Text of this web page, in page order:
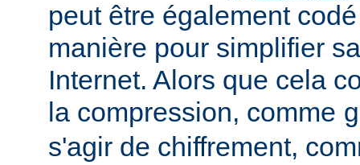
peut être également
manière pour simplifier
Internet. Alors que cela
la compression, comme
s'agir de chiffrement,